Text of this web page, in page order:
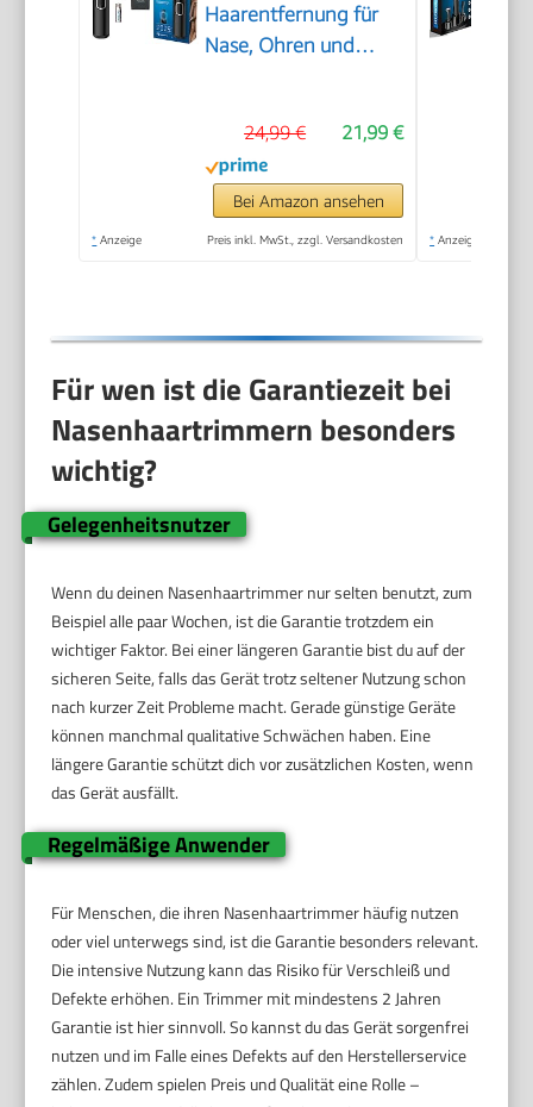
Haarentfernung für
Nase, Ohren und
Technologie,
wasserdicht, Modell
NT5650/16
21,99 €
24,99 €
Bei Amazon ansehen
* Anzeige Preis inkl. MwSt., zzgl. Versandkosten * Anzeige
Für wen ist die Garantiezeit bei
Nasenhaartrimmern besonders
wichtig?
Gelegenheitsnutzer
Wenn du deinen Nasenhaartrimmer nur selten benutzt, zum
Beispiel alle paar Wochen, ist die Garantie trotzdem ein
wichtiger Faktor. Bei einer längeren Garantie bist du auf der
sicheren Seite, falls das Gerät trotz seltener Nutzung schon
nach kurzer Zeit Probleme macht. Gerade günstige Geräte
können manchmal qualitative Schwächen haben. Eine
längere Garantie schützt dich vor zusätzlichen Kosten, wenn
das Gerät ausfällt.
Regelmäßige Anwender
Für Menschen, die ihren Nasenhaartrimmer häufig nutzen
oder viel unterwegs sind, ist die Garantie besonders relevant.
Die intensive Nutzung kann das Risiko für Verschleiß und
Defekte erhöhen. Ein Trimmer mit mindestens 2 Jahren
Garantie ist hier sinnvoll. So kannst du das Gerät sorgenfrei
nutzen und im Falle eines Defekts auf den Herstellerservice
zählen. Zudem spielen Preis und Qualität eine Rolle –